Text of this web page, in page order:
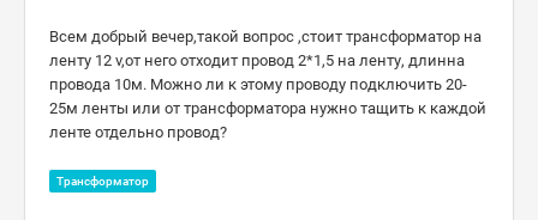
Всем добрый вечер,такой вопрос ,стоит трансформатор на
ленту 12 v,от него отходит провод 2*1,5 на ленту, длинна
провода 10м. Можно ли к этому проводу подключить 20-
25м ленты или от трансформатора нужно тащить к каждой
ленте отдельно провод?
Трансформатор